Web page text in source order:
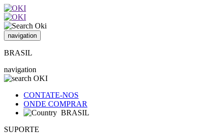
navigation
BRASIL
navigation
CONTATE-NOS
ONDE COMPRAR
BRASIL
SUPORTE